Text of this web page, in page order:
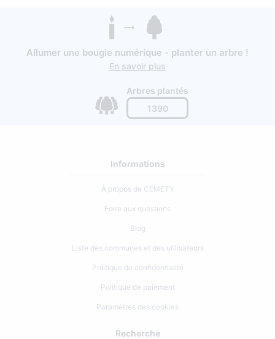
Allumer une bougie numérique - planter un arbre !
En savoir plus
Arbres plantés
1390
Informations
À propos de CEMETY
Foire aux questions
Blog
Liste des communes et des utilisateurs
Politique de confidentialité
Politique de paiement
Paramètres des cookies
Recherche